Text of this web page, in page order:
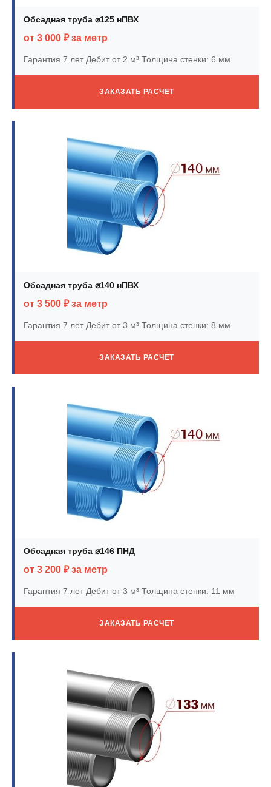
Обсадная труба ⌀125 нПВХ
от 3 000 ₽ за метр
Гарантия 7 летДебит от 2 м³ Толщина стенки: 6 мм
ЗАКАЗАТЬ РАСЧЕТ
Обсадная труба ⌀140 нПВХ
от 3 500 ₽ за метр
Гарантия 7 летДебит от 3 м³ Толщина стенки: 8 мм
ЗАКАЗАТЬ РАСЧЕТ
Обсадная труба ⌀146 ПНД
от 3 200 ₽ за метр
Гарантия 7 летДебит от 3 м³ Толщина стенки: 11 мм
ЗАКАЗАТЬ РАСЧЕТ